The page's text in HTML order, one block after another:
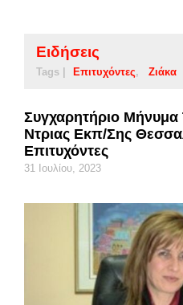
Ειδήσεις
Tags | Επιτυχόντες Ζιάκα
Συγχαρητήριο Μήνυμα
Ντριας Εκπ/σης
Επιτυχόντες
31 Ιουλίου, 2023